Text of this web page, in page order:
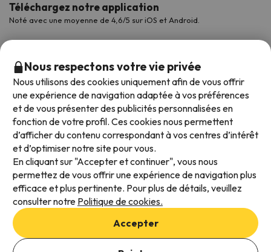
Téléchargez notre application
Noté avec une moyenne de 4,6/5 sur iOS et Android.
Modes de paiement disponibles
Conditions générales d'utilisation
Protection des données
Politique en matière de cookies
Nous respectons votre vie privée
Nous utilisons des cookies uniquement afin de vous offrir
une expérience de navigation adaptée à vos préférences
et de vous présenter des publicités personnalisées en
fonction de votre profil. Ces cookies nous permettent
d’afficher du contenu correspondant à vos centres d’intérêt
et d’optimiser notre site pour vous.
En cliquant sur "Accepter et continuer", vous nous
permettez de vous offrir une expérience de navigation plus
efficace et plus pertinente. Pour plus de détails, veuillez
consulter notre Politique de cookies.
Accepter